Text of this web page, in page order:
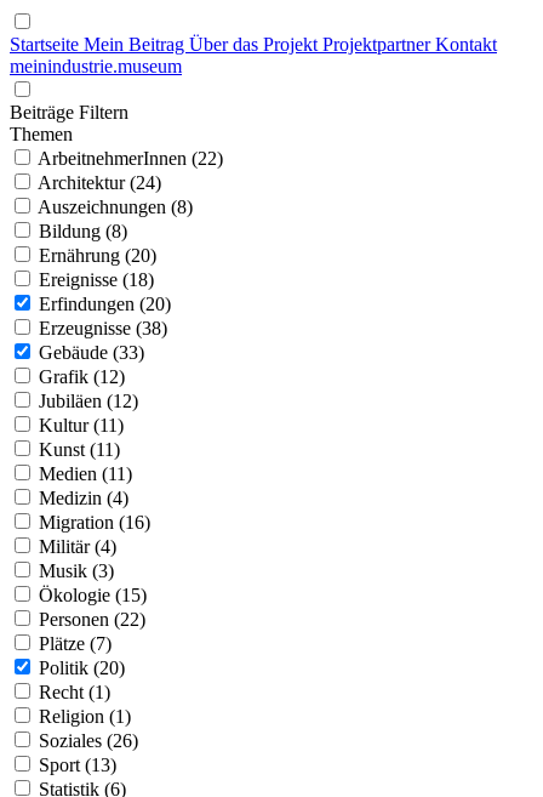
Startseite Mein Beitrag Über das Projekt ProjektpartnerKontakt
meinindustrie.museum
Beiträge Filtern
Themen
ArbeitnehmerInnen (22)
Architektur (24)
Auszeichnungen (8)
Bildung (8)
Ernährung (20)
Ereignisse (18)
Erfindungen (20)
Erzeugnisse (38)
Gebäude (33)
Grafik (12)
Jubiläen (12)
Kultur (11)
Kunst (11)
Medien (11)
Medizin (4)
Migration (16)
Militär (4)
Musik (3)
Ökologie (15)
Personen (22)
Plätze (7)
Politik (20)
Recht (1)
Religion (1)
Soziales (26)
Sport (13)
Statistik (6)